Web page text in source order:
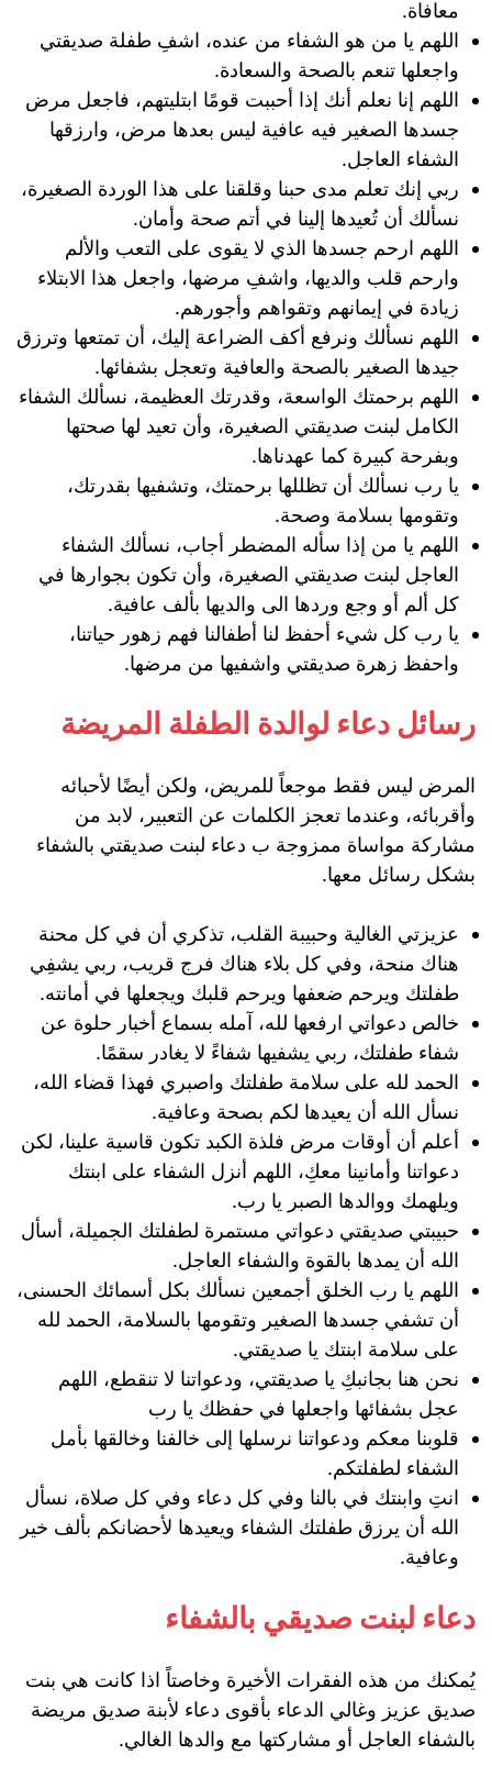
معافاة.
اللهم يا من هو الشفاء من عنده، اشفِ طفلة صديقتي
واجعلها تنعم بالصحة والسعادة.
اللهم إنا نعلم أنك إذا أحببت قومًا ابتليتهم، فاجعل مرض
جسدها الصغير فيه عافية ليس بعدها مرض، وارزقها
الشفاء العاجل.
ربي إنك تعلم مدى حبنا وقلقنا على هذا الوردة الصغيرة،
نسألك أن تُعيدها إلينا في أتم صحة وأمان.
اللهم ارحم جسدها الذي لا يقوى على التعب والألم
وارحم قلب والديها، واشفِ مرضها، واجعل هذا الابتلاء
زيادة في إيمانهم وتقواهم وأجورهم.
اللهم نسألك ونرفع أكف الضراعة إليك، أن تمتعها وترزق
جيدها الصغير بالصحة والعافية وتعجل بشفائها.
اللهم برحمتك الواسعة، وقدرتك العظيمة، نسألك الشفاء
الكامل لبنت صديقتي الصغيرة، وأن تعيد لها صحتها
وبفرحة كبيرة كما عهدناها.
يا رب نسألك أن تظللها برحمتك، وتشفيها بقدرتك،
وتقومها بسلامة وصحة.
اللهم يا من إذا سأله المضطر أجاب، نسألك الشفاء
العاجل لبنت صديقتي الصغيرة، وأن تكون بجوارها في
كل ألم أو وجع وردها الى والديها بألف عافية.
يا رب كل شيء أحفظ لنا أطفالنا فهم زهور حياتنا،
واحفظ زهرة صديقتي واشفيها من مرضها.
رسائل دعاء لوالدة الطفلة المريضة
المرض ليس فقط موجعاً للمريض، ولكن أيضًا لأحبائه
وأقربائه، وعندما تعجز الكلمات عن التعبير، لابد من
مشاركة مواساة ممزوجة ب دعاء لبنت صديقتي بالشفاء
بشكل رسائل معها.
عزيزتي الغالية وحبيبة القلب، تذكري أن في كل محنة
هناك منحة، وفي كل بلاء هناك فرج قريب، ربي يشفِي
طفلتك ويرحم ضعفها ويرحم قلبك ويجعلها في أمانته.
خالص دعواتي ارفعها لله، آمله بسماع أخبار حلوة عن
شفاء طفلتك، ربي يشفيها شفاءً لا يغادر سقمًا.
الحمد لله على سلامة طفلتك واصبري فهذا قضاء الله،
نسأل الله أن يعيدها لكم بصحة وعافية.
أعلم أن أوقات مرض فلذة الكبد تكون قاسية علينا، لكن
دعواتنا وأمانينا معكِ، اللهم أنزل الشفاء على ابنتك
ويلهمك ووالدها الصبر يا رب.
حبيبتي صديقتي دعواتي مستمرة لطفلتك الجميلة، أسأل
الله أن يمدها بالقوة والشفاء العاجل.
اللهم يا رب الخلق أجمعين نسألك بكل أسمائك الحسنى،
أن تشفي جسدها الصغير وتقومها بالسلامة، الحمد لله
على سلامة ابنتك يا صديقتي.
نحن هنا بجانبكِ يا صديقتي، ودعواتنا لا تنقطع، اللهم
عجل بشفائها واجعلها في حفظك يا رب
قلوبنا معكم ودعواتنا نرسلها إلى خالفنا وخالقها بأمل
الشفاء لطفلتكم.
انتِ وابنتك في بالنا وفي كل دعاء وفي كل صلاة، نسأل
الله أن يرزق طفلتك الشفاء ويعيدها لأحضانكم بألف خير
وعافية.
دعاء لبنت صديقي بالشفاء
يُمكنك من هذه الفقرات الأخيرة وخاصتاً اذا كانت هي بنت
صديق عزيز وغالي الدعاء بأقوى دعاء لأبنة صديق مريضة
بالشفاء العاجل أو مشاركتها مع والدها الغالي.